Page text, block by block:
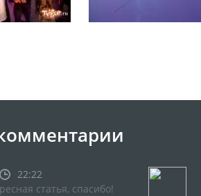
22:22
статья, спасибо!